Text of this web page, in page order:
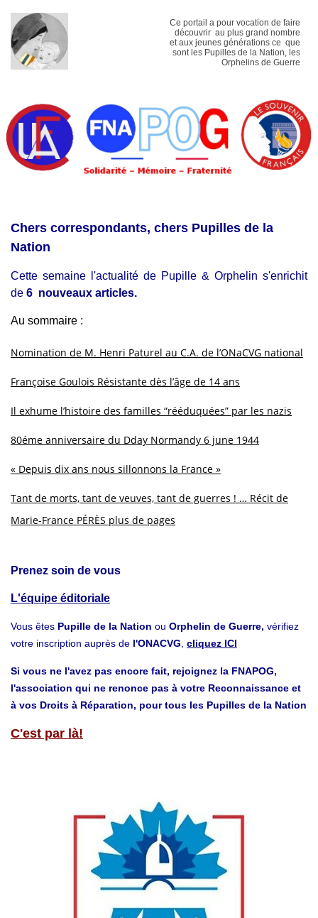
Ce portail a pour vocation de faire
découvrir au plus grand nombre
et aux jeunes générations ce que
sont les Pupilles de la Nation, les
Orphelins de Guerre
Chers correspondants, chers Pupilles de la
Nation
Cette semaine l'actualité de Pupille & Orphelin s'enrichit
de 6 nouveaux articles.
Au sommaire :
Nomination de M. Henri Paturel au C.A. de l’ONaCVG national
Françoise Goulois Résistante dès l’âge de 14 ans
Il exhume l’histoire des familles “rééduquées” par les nazis
80éme anniversaire du Dday Normandy 6 june 1944
« Depuis dix ans nous sillonnons la France »
Tant de morts, tant de veuves, tant de guerres ! … Récit de
Marie-France PÉRÈS plus de pages
Prenez soin de vous
L'équipe éditoriale
Vous êtes Pupille de la Nation ou Orphelin de Guerre, vérifiez
votre inscription auprès de l'ONACVG cliquez ICI
Si vous ne l'avez pas encore fait, rejoignez la FNAPOG,
l'association qui ne renonce pas à votre Reconnaissance et
à vos Droits à Réparation, pour tous les Pupilles de la Nation
C'est par là!